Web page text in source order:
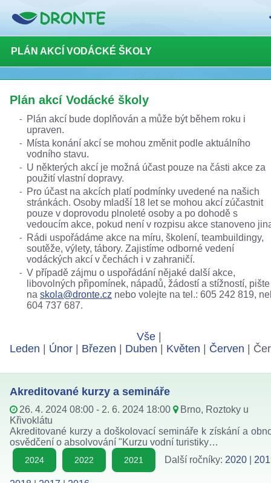
PLÁN AKCÍ VODÁCKÉ ŠKOLY
Plán akcí Vodácké školy
Plán akcí bude doplňován a může být během roku i
upraven.
Místa konání akcí se mohou změnit podle aktuálního
vodního stavu.
U některých akcí je možná účast pouze na části akce za
použití vlastní dopravy.
Pro účast na akcích platí podmínky uvedené na našich
stránkách. Osoby mladší 18 let se mohou akcí zúčastnit
pouze v doprovodu plnoleté osoby a po dohodě s
vedoucím akce, pokud není v rozpisu akce stanoveno
Rádi uspořádáme akce na míru, školení, teambuildingy,
soutěže, výlety, tábory. Zajistíme odborné vedení
vodáckých akcí v čechách i v zahraničí.
V případě zájmu o uspořádání nějaké další akce,
libovolných připomínek, nápadů, žádostí a stížností, pište
na skola@dronte.cz nebo volejte na tel.: 605 242 819,
604 737 687.
Vše|
Leden
Únor Březen Duben Květen Červen |
Akreditované kurzy a semináře
26. 4. 2024 08:00 - 2. 6. 2024 18:00
Brno, Roztoky u
Křivoklátu
Akreditované kurzy a doškolovací semináře k získání a
osvědčení o absolvování "Kurzu vodní turistiky…
2024 2022 2021 Další ročníky: 2020